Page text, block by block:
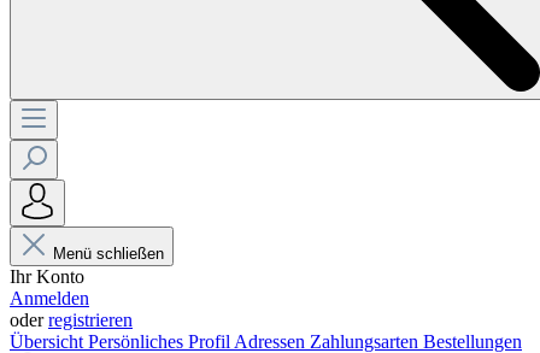
Menü schließen
Ihr Konto
Anmelden
oderregistrieren
Übersicht Persönliches Profil Adressen Zahlungsarten Bestellungen